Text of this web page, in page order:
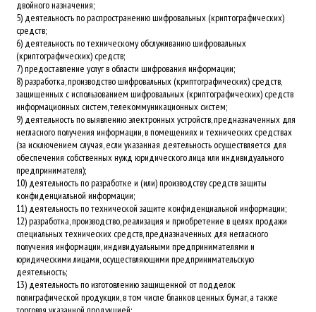
двойного назначения;
5) деятельность по распространению шифровальных (криптографических)
средств;
6) деятельность по техническому обслуживанию шифровальных
(криптографических) средств;
7) предоставление услуг в области шифрования информации;
8) разработка, производство шифровальных (криптографических) средств,
защищенных с использованием шифровальных (криптографических) средств
информационных систем, телекоммуникационных систем;
9) деятельность по выявлению электронных устройств, предназначенных для
негласного получения информации, в помещениях и технических средствах
(за исключением случая, если указанная деятельность осуществляется для
обеспечения собственных нужд юридического лица или индивидуального
предпринимателя);
10) деятельность по разработке и (или) производству средств защиты
конфиденциальной информации;
11) деятельность по технической защите конфиденциальной информации;
12) разработка, производство, реализация и приобретение в целях продажи
специальных технических средств, предназначенных для негласного
получения информации, индивидуальными предпринимателями и
юридическими лицами, осуществляющими предпринимательскую
деятельность;
13) деятельность по изготовлению защищенной от подделок
полиграфической продукции, в том числе бланков ценных бумаг, а также